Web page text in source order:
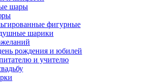
шары
фигурные
шарики
рождения и юбилей
и учителю